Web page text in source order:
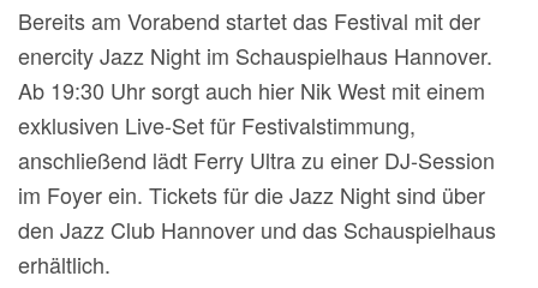
Bereits am Vorabend startet das Festival mit der
enercity Jazz Night im Schauspielhaus Hannover.
Ab 19:30 Uhr sorgt auch hier Nik West mit einem
exklusiven Live-Set für Festivalstimmung,
anschließend lädt Ferry Ultra zu einer DJ-Session
im Foyer ein. Tickets für die Jazz Night sind über
den Jazz Club Hannover und das Schauspielhaus
erhältlich.